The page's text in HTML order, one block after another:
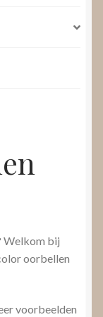
Welkom bij
oorbellen
voorbeelden